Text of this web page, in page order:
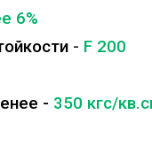
6%
- F 200
- 350 кгс/